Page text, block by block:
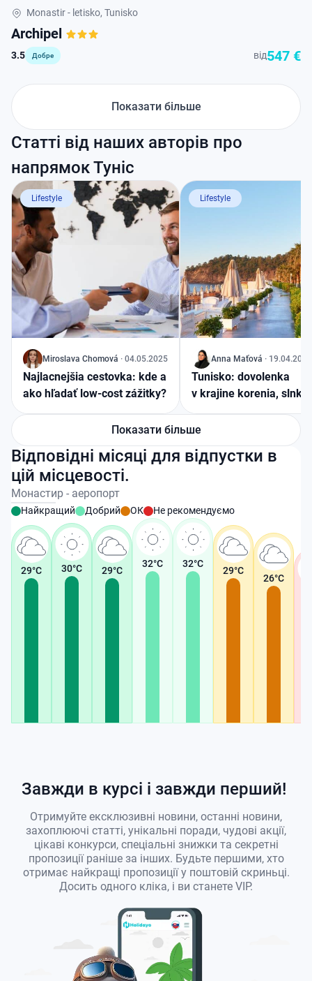
Monastir - letisko, Tunisko
Archipel
3.5 Добре від547 €
Показати більше
Статті від наших авторів про
напрямок Туніс
J Miroslava Chomová · 04.05.2025
Najlacnejšia cestovka: kde a
ako hľadať low-cost zážitky?
Lifestyle
J Anna Maťová · 19.04.2025
Tunisko: dovolenka
v krajine korenia, slnka
a zlatých pláží
Lifestyle
Показати більше
Відповідні місяці для відпустки в
цій місцевості.
Монастир - аеропорт
Найкращий Добрий ОК Не рекомендуємо
29°C 30°C 29°C
32°C 32°C
29°C
26°C
Завжди в курсі і завжди перший!
Отримуйте ексклюзивні новини, останні новини,
захоплюючі статті, унікальні поради, чудові акції,
цікаві конкурси, спеціальні знижки та секретні
пропозиції раніше за інших. Будьте першими, хто
отримає найкращі пропозиції у поштовій скриньці.
Досить одного кліка, і ви станете VIP.